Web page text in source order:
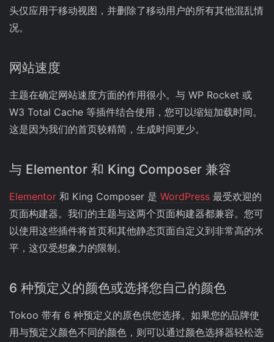
头仅应用于移动视图，并删除了移动用户的所有其他混乱情
况。
网站速度
主题在确定网站速度方面的作用很小。与 WP Rocket 或
W3 Total Cache 等插件结合使用，您可以缩短加载时间。
这是因为我们的首页较精简，生成时间更少。
与 Elementor 和 King Composer 兼容
Elementor 和 King Composer 是 WordPress 最受欢迎的
页面构建器。我们的主题与这两个页面构建器都兼容。您可
以使用这些插件将首页和其他静态页面自定义到非常高的水
平，这仅受想象力的限制。
6 种预定义的颜色或选择您自己的颜色
Tokoo 带有 6 种预定义的原色供您选择。如果您的品牌使
用与预定义颜色不同的颜色，则可以通过颜色选择器轻松选